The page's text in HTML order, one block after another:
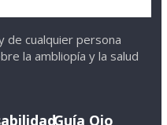
de cualquier persona
la ambliopía y la salud
Guía Ojo